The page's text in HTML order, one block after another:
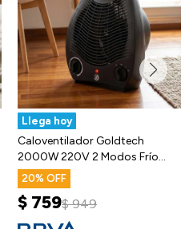
Llega hoy
Caloventilador Goldtech
2000W 220V 2 Modos Frío
Calor
20
$ 759$ 949